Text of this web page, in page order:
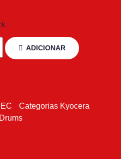
ADICIONAR
Categorias Kyocera